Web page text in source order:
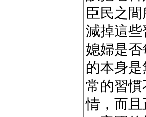
臣民之
減掉這
媳婦是
的本身
常的習
情，而